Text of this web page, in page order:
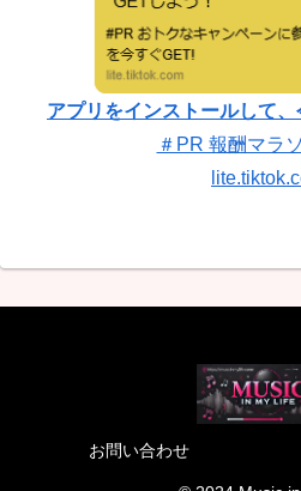
アプリをインストールして
＃PR 報酬マラ
お問い合わせ